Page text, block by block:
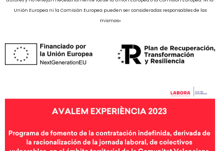
Unión Europea ni la Comisión Europea pueden ser consideradas responsables de las
mismas»